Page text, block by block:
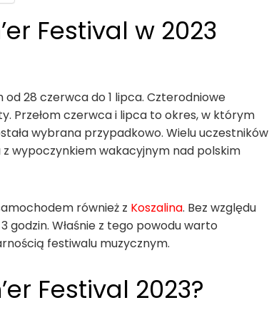
Festival w 2023
od 28 czerwca do 1 lipca. Czterodniowe
Przełom czerwca i lipca to okres, w którym
wybrana przypadkowo. Wielu uczestników
wypoczynkiem wakacyjnym nad polskim
również z Koszalina. Bez względu
godzin. Właśnie z tego powodu warto
festiwalu muzycznym.
Festival 2023?